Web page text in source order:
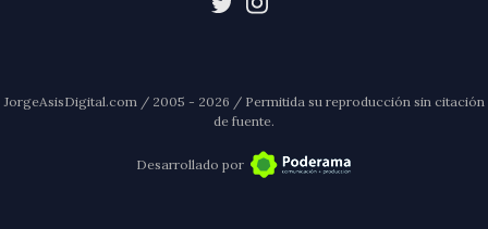
JorgeAsisDigital.com / 2005 - 2026 / Permitida su reproducción sin citación
de fuente.
Desarrollado por